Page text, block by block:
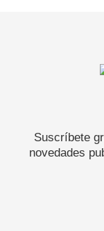
Suscríbete
novedades